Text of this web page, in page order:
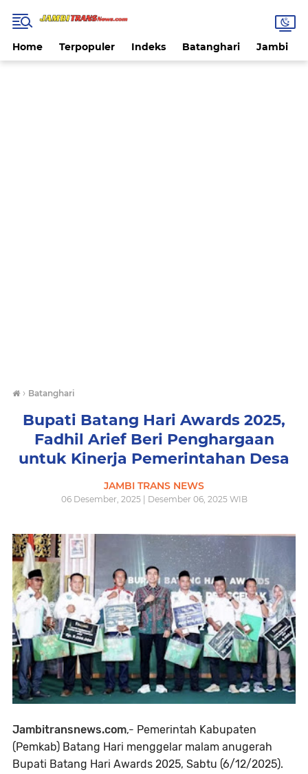
Home Terpopuler Indeks Batanghari Jambi
› Batanghari
Bupati Batang Hari Awards 2025,
Fadhil Arief Beri Penghargaan
untuk Kinerja Pemerintahan Desa
JAMBI TRANS NEWS
06 Desember, 2025 | Desember 06, 2025 WIB
Jambitransnews.com,- Pemerintah Kabupaten
(Pemkab) Batang Hari menggelar malam anugerah
Bupati Batang Hari Awards 2025, Sabtu (6/12/2025).